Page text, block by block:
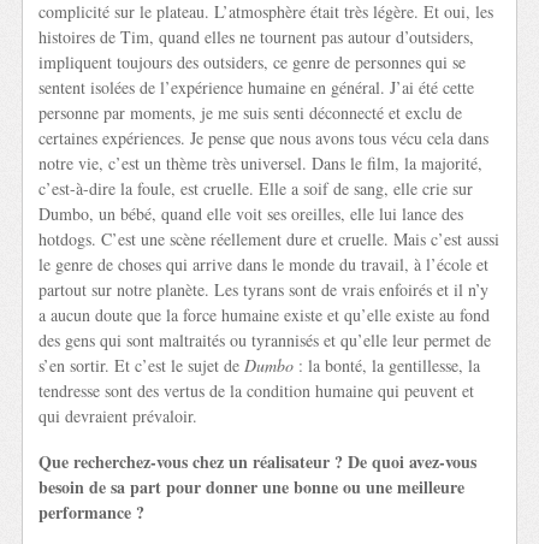
complicité sur le plateau. L’atmosphère était très légère. Et oui, les
histoires de Tim, quand elles ne tournent pas autour d’outsiders,
impliquent toujours des outsiders, ce genre de personnes qui se
sentent isolées de l’expérience humaine en général. J’ai été cette
personne par moments, je me suis senti déconnecté et exclu de
certaines expériences. Je pense que nous avons tous vécu cela dans
notre vie, c’est un thème très universel. Dans le film, la majorité,
c’est-à-dire la foule, est cruelle. Elle a soif de sang, elle crie sur
Dumbo, un bébé, quand elle voit ses oreilles, elle lui lance des
hotdogs. C’est une scène réellement dure et cruelle. Mais c’est aussi
le genre de choses qui arrive dans le monde du travail, à l’école et
partout sur notre planète. Les tyrans sont de vrais enfoirés et il n’y
a aucun doute que la force humaine existe et qu’elle existe au fond
des gens qui sont maltraités ou tyrannisés et qu’elle leur permet de
s’en sortir. Et c’est le sujet deDumbo : la bonté, la gentillesse, la
tendresse sont des vertus de la condition humaine qui peuvent et
qui devraient prévaloir.
Que recherchez-vous chez un réalisateur ? De quoi avez-vous
besoin de sa part pour donner une bonne ou une meilleure
performance ?